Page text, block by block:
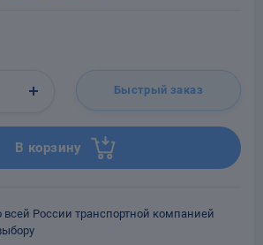
Быстрый заказ
В корзину
всей России транспортной компанией